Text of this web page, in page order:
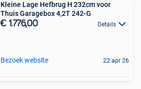
Kleine Lage Hefbrug H 232cm voor
Thuis Garagebox 4,2T 242-G
€ 1.776,00 Details
Bezoek website 22 apr 26